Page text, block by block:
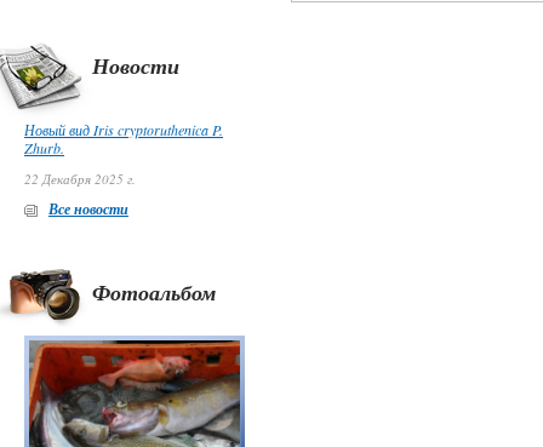
Новости
Новый вид Iris cryptoruthenica P.
Zhurb.
22 Декабря 2025 г.
Все новости
Фотоальбом